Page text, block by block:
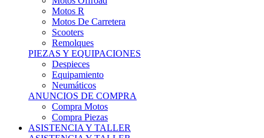
Motos R
Motos De Carretera
Scooters
Remolques
PIEZAS Y EQUIPACIONES
Despieces
Equipamiento
Neumáticos
ANUNCIOS DE COMPRA
Compra Motos
Compra Piezas
ASISTENCIA Y TALLER